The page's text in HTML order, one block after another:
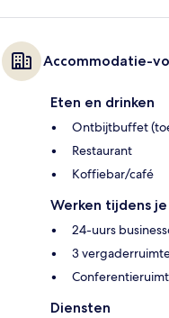
Accommodatie-
Eten en drinken
Ontbijtbuffet
Restaurant
Koffiebar/café
Werken tijdens
24-uurs
3
Diensten